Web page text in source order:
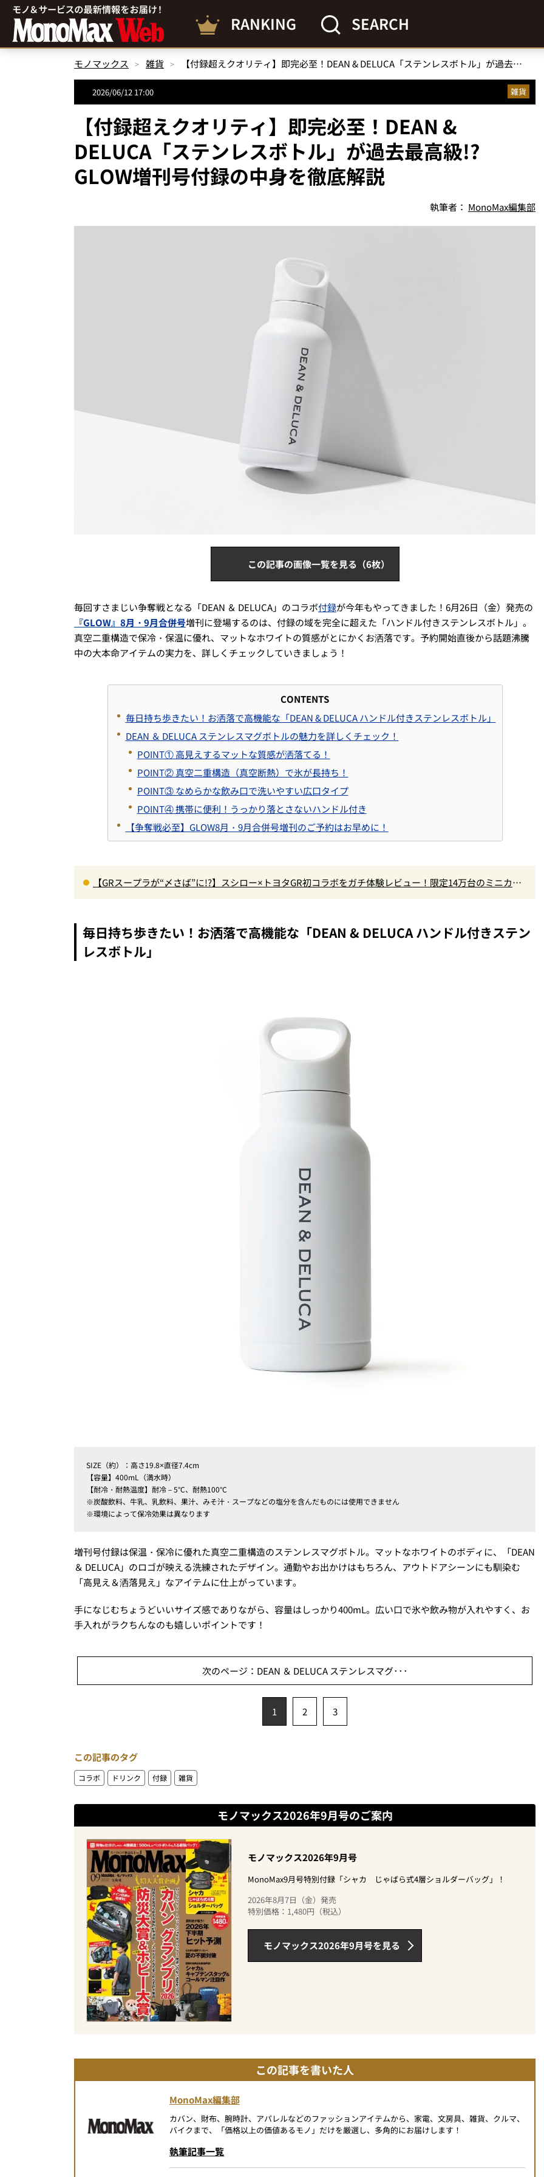
RANKING SEARCH
モノマックス 雑貨 【付録超えクオリティ】即完必至！DEAN & DELUCA「ステンレスボトル」が過去最高級!? GLOW増刊号付録の中身を徹底解説
2026/06/12 17:00 雑貨
【付録超えクオリティ】即完必至！DEAN &
DELUCA「ステンレスボトル」が過去最高級!?
GLOW増刊号付録の中身を徹底解説
執筆者： MonoMax編集部
この記事の画像一覧を見る（6枚）
毎回すさまじい争奪戦となる「DEAN ＆ DELUCA」のコラボ付録が今年もやってきました！6月26日（金）発売の
『GLOW』8月・9月合併号増刊に登場するのは、付録の域を完全に超えた「ハンドル付きステンレスボトル」。
真空二重構造で保冷・保温に優れ、マットなホワイトの質感がとにかくお洒落です。予約開始直後から話題沸騰
中の大本命アイテムの実力を、詳しくチェックしていきましょう！
CONTENTS
毎日持ち歩きたい！お洒落で高機能な「DEAN & DELUCA ハンドル付きステンレスボトル」
DEAN ＆ DELUCA ステンレスマグボトルの魅力を詳しくチェック！
POINT① 高見えするマットな質感が洒落てる！
POINT② 真空二重構造（真空断熱）で氷が長持ち！
POINT③ なめらかな飲み口で洗いやすい広口タイプ
POINT④ 携帯に便利！うっかり落とさないハンドル付き
【争奪戦必至】GLOW8月・9月合併号増刊のご予約はお早めに！
【GRスープラが“〆さば”に!?】スシロー×トヨタGR初コラボをガチ体験レビュー！限定14万台のミニカー
毎日持ち歩きたい！お洒落で高機能な「DEAN & DELUCA ハンドル付きステン
レスボトル」
SIZE（約）：高さ19.8×直径7.4cm
【容量】400mL（満水時）
【耐冷・耐熱温度】耐冷－5°C、耐熱100°C
※炭酸飲料、牛乳、乳飲料、果汁、みそ汁・スープなどの塩分を含んだものには使用できません
※環境によって保冷効果は異なります
増刊号付録は保温・保冷に優れた真空二重構造のステンレスマグボトル。マットなホワイトのボディに、「DEAN
＆ DELUCA」のロゴが映える洗練されたデザイン。通勤やお出かけはもちろん、アウトドアシーンにも馴染む
「高見え＆洒落見え」なアイテムに仕上がっています。
手になじむちょうどいいサイズ感でありながら、容量はしっかり400mL。広い口で氷や飲み物が入れやすく、お
手入れがラクちんなのも嬉しいポイントです！
次のページ：DEAN ＆ DELUCA ステンレスマグ･･･
1 2 3
この記事のタグ
コラボ ドリンク 付録 雑貨
モノマックス2026年9月号のご案内
モノマックス2026年9月号
MonoMax9月号特別付録「シャカ じゃばら式4層ショルダーバッグ」！
2026年8月7日（金）発売
特別価格：1,480円（税込）
モノマックス2026年9月号を見る
この記事を書いた人
MonoMax編集部
カバン、財布、腕時計、アパレルなどのファッションアイテムから、家電、文房具、雑貨、クルマ、
バイクまで、「価格以上の価値あるモノ」だけを厳選し、多角的にお届けします！
執筆記事一覧